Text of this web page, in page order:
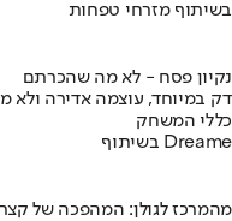
בשיתוף מזרחי טפחות
נקיון פסח - לא מה שהכרתם
דק במיוחד, עוצמה אדירה
כללי המשחק
בשיתוף Dreame
מהמרכז לגולן: המהפכה של